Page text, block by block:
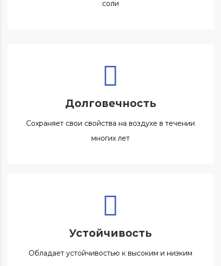
соли
Долговечность
Сохраняет свои свойства на воздухе в течении
многих лет
Устойчивость
Обладает устойчивостью к высоким и низким